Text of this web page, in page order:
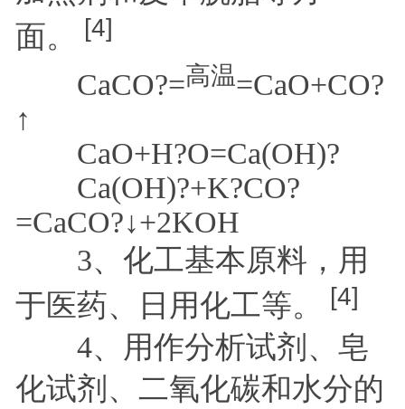
面。
[4]
CaCO?=高温=CaO+CO?
↑
CaO+H?O=Ca(OH)?
Ca(OH)?+K?CO?
=CaCO?↓+2KOH
3、化工基本原料，用
于医药、日用化工等。
[4]
4、用作分析试剂、皂
化试剂、二氧化碳和水分的